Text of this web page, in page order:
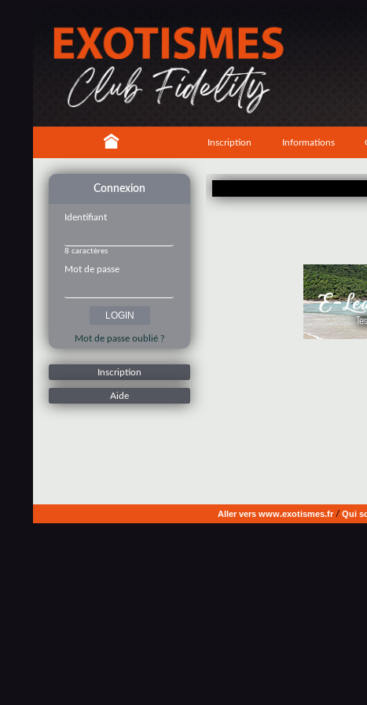
Inscription Informations
Connexion
Identifiant
8 caractères
Mot de passe
Mot de passe oublié ?
Inscription
Aide
Aller vers www.exotismes.fr/ Qui